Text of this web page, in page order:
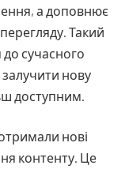
а доповнює
Такий
до сучасного
нову
доступним.
нові
контенту. Це